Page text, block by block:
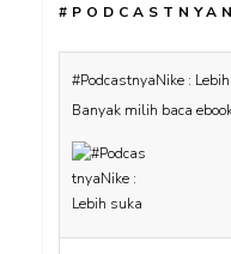
#PodcastnyaNike :
Banyak milih baca